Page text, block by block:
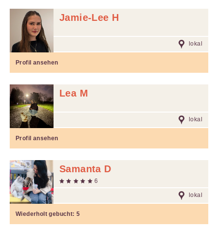
Jamie-Lee H
lokal
Profil ansehen
Lea M
lokal
Profil ansehen
Samanta D
6
lokal
Wiederholt gebucht:5